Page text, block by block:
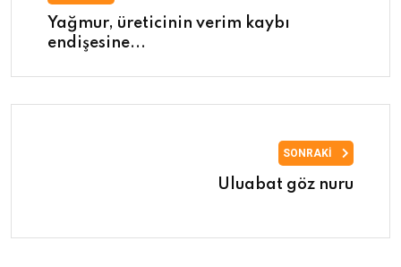
Yağmur, üreticinin verim kaybı
endişesine...
SONRAKI
Uluabat göz nuru